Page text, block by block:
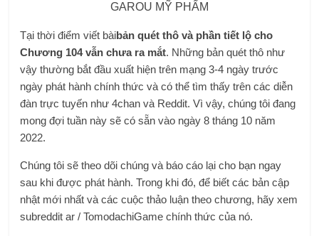
GAROU MỸ PHẨM
Tại thời điểm viết bàibản quét thô và phần tiết lộ cho
Chương 104 vẫn chưa ra mắt. Những bản quét thô như
vậy thường bắt đầu xuất hiện trên mạng 3-4 ngày trước
ngày phát hành chính thức và có thể tìm thấy trên các diễn
đàn trực tuyến như 4chan và Reddit. Vì vậy, chúng tôi đang
mong đợi tuần này sẽ có sẵn vào ngày 8 tháng 10 năm
2022.
Chúng tôi sẽ theo dõi chúng và báo cáo lại cho bạn ngay
sau khi được phát hành. Trong khi đó, để biết các bản cập
nhật mới nhất và các cuộc thảo luận theo chương, hãy xem
subreddit ar / TomodachiGame chính thức của nó.